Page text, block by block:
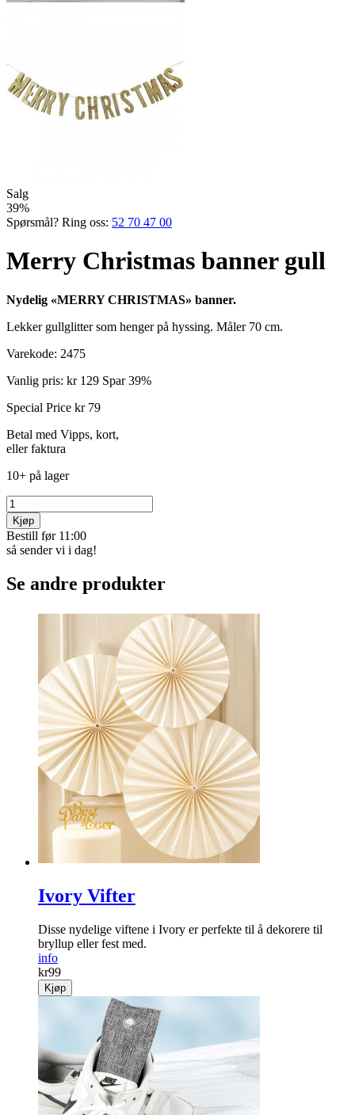
Salg
39%
Spørsmål? Ring oss: 52 70 47 00
Merry Christmas banner gull
Nydelig «MERRY CHRISTMAS» banner.
Lekker gullglitter som henger på hyssing. Måler 70 cm.
Varekode: 2475
Vanlig pris: kr 129 Spar 39%
Special Price kr 79
Betal med Vipps, kort,
eller faktura
10+ på lager
Kjøp
Bestill før 11:00
så sender vi i dag!
Se andre produkter
Ivory Vifter
Disse nydelige viftene i Ivory er perfekte til å dekorere til
bryllup eller fest med.
info
kr99
Kjøp